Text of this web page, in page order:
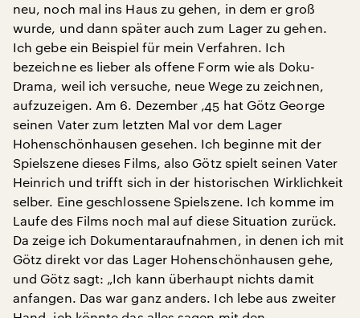
neu, noch mal ins Haus zu gehen, in dem er groß
wurde, und dann später auch zum Lager zu gehen.
Ich gebe ein Beispiel für mein Verfahren. Ich
bezeichne es lieber als offene Form wie als Doku-
Drama, weil ich versuche, neue Wege zu zeichnen,
aufzuzeigen. Am 6. Dezember ‚45 hat Götz George
seinen Vater zum letzten Mal vor dem Lager
Hohenschönhausen gesehen. Ich beginne mit der
Spielszene dieses Films, also Götz spielt seinen Vater
Heinrich und trifft sich in der historischen Wirklichkeit
selber. Eine geschlossene Spielszene. Ich komme im
Laufe des Films noch mal auf diese Situation zurück.
Da zeige ich Dokumentaraufnahmen, in denen ich mit
Götz direkt vor das Lager Hohenschönhausen gehe,
und Götz sagt: „Ich kann überhaupt nichts damit
anfangen. Das war ganz anders. Ich lebe aus zweiter